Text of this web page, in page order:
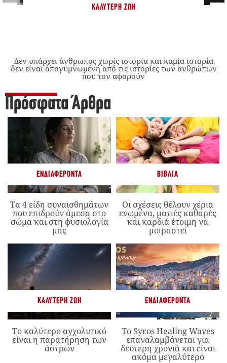
ΚΑΛΎΤΕΡΗ ΖΩΉ
Δεν υπάρχει άνθρωπος χωρίς ιστορία και καμία ιστορία
δεν είναι απογυμνωμένη από τις ιστορίες των ανθρώπων
που τον αφορούν
Πρόσφατα Άρθρα
ΕΝΔΙΑΦΈΡΟΝΤΑ
Τα 4 είδη συναισθημάτων
που επιδρούν άμεσα στο
σώμα και στη φυσιολογία
μας
ΒΙΒΛΊΑ
Οι σχέσεις θέλουν χέρια
ενωμένα, ματιές καθαρές
και καρδιά έτοιμη να
μοιραστεί
ΚΑΛΎΤΕΡΗ ΖΩΉ
Το καλύτερο αγχολυτικό
είναι η παρατήρηση των
άστρων
ΕΝΔΙΑΦΈΡΟΝΤΑ
Το Syros Healing Waves
επαναλαμβάνεται για
δεύτερη χρονιά και είναι
ακόμα μεγαλύτερο